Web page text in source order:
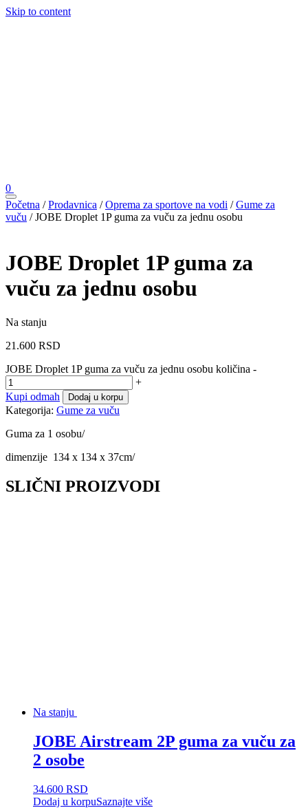
Skip to content
0
Početna /Prodavnica /Oprema za sportove na vodi /Gume za
vuču / JOBE Droplet 1P guma za vuču za jednu osobu
JOBE Droplet 1P guma za
vuču za jednu osobu
Na stanju
21.600 RSD
JOBE Droplet 1P guma za vuču za jednu osobu količina -
+
Kupi odmah
Dodaj u korpu
Kategorija: Gume za vuču
Guma za 1 osobu/
dimenzije 134 x 134 x 37cm/
SLIČNI PROIZVODI
Na stanju
JOBE Airstream 2P guma za vuču za
2 osobe
34.600 RSD
Dodaj u korpuSaznajte više